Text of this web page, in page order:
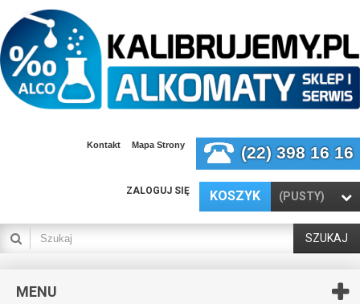
Kontakt Mapa Strony (22) 398 16 16
KOSZYK (PUSTY)
ZALOGUJ SIĘ
SZUKAJ
MENU